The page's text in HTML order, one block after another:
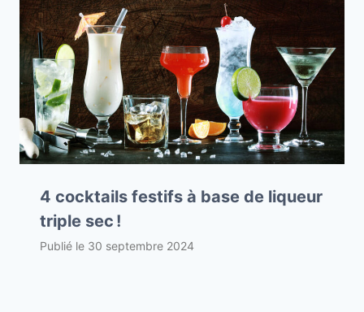
4 cocktails festifs à base de liqueur
triple sec !
Publié le 30 septembre 2024